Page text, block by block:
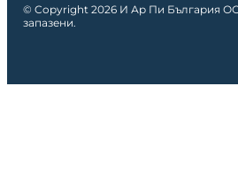
© Copyright 2026 И Ар Пи България
запазени.